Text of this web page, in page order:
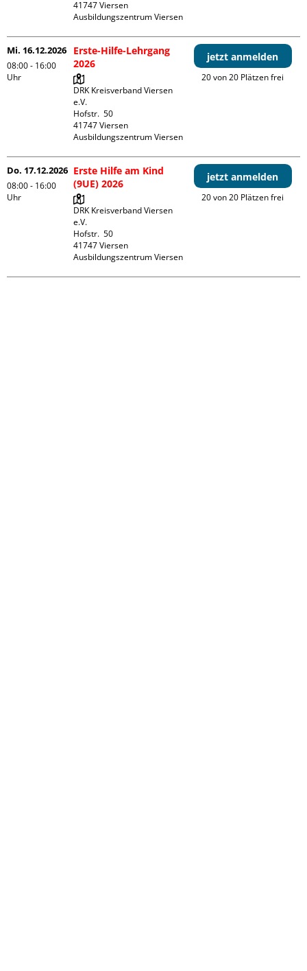
41747 Viersen
Ausbildungszentrum Viersen
Mi. 16.12.2026
08:00 - 16:00
Uhr
Erste-Hilfe-Lehrgang
2026
DRK Kreisverband Viersen
e.V.
Hofstr.  50
41747 Viersen
Ausbildungszentrum Viersen
jetzt anmelden
20 von 20 Plätzen frei
Do. 17.12.2026
08:00 - 16:00
Uhr
Erste Hilfe am Kind
(9UE) 2026
DRK Kreisverband Viersen
e.V.
Hofstr.  50
41747 Viersen
Ausbildungszentrum Viersen
jetzt anmelden
20 von 20 Plätzen frei